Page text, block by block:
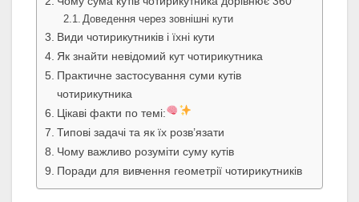
Доведення через зовнішні кути
Види чотирикутників і їхні кути
Як знайти невідомий кут чотирикутника
Практичне застосування суми кутів
чотирикутника
Цікаві факти по темі:
Типові задачі та як їх розв’язати
Чому важливо розуміти суму кутів
Поради для вивчення геометрії чотирикутників